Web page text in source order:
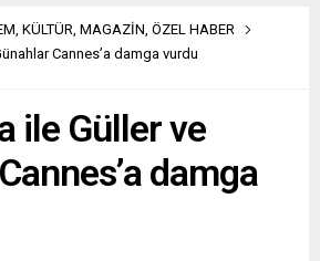
KÜLTÜR MAGAZİN ÖZEL HABER
Cannes’a damga vurdu
ile Güller ve
damga